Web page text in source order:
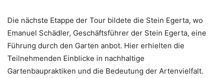
Die nächste Etappe der Tour bildete die Stein Egerta, wo
Emanuel Schädler, Geschäftsführer der Stein Egerta, eine
Führung durch den Garten anbot. Hier erhielten die
Teilnehmenden Einblicke in nachhaltige
Gartenbaupraktiken und die Bedeutung der Artenvielfalt.